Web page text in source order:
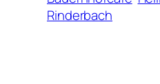
Rinderbach